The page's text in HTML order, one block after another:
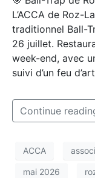
L’ACCA de Roz-
traditionnel Ball-
26 juillet.
week-end, avec
suivi d’un feu
Continue
ACCA
mai 2026